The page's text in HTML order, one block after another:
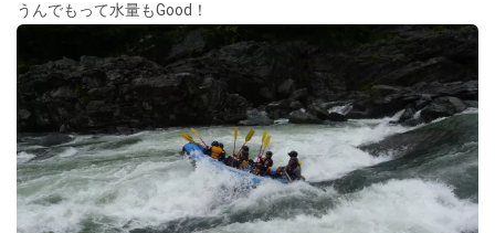
うんでもって水量もGood！